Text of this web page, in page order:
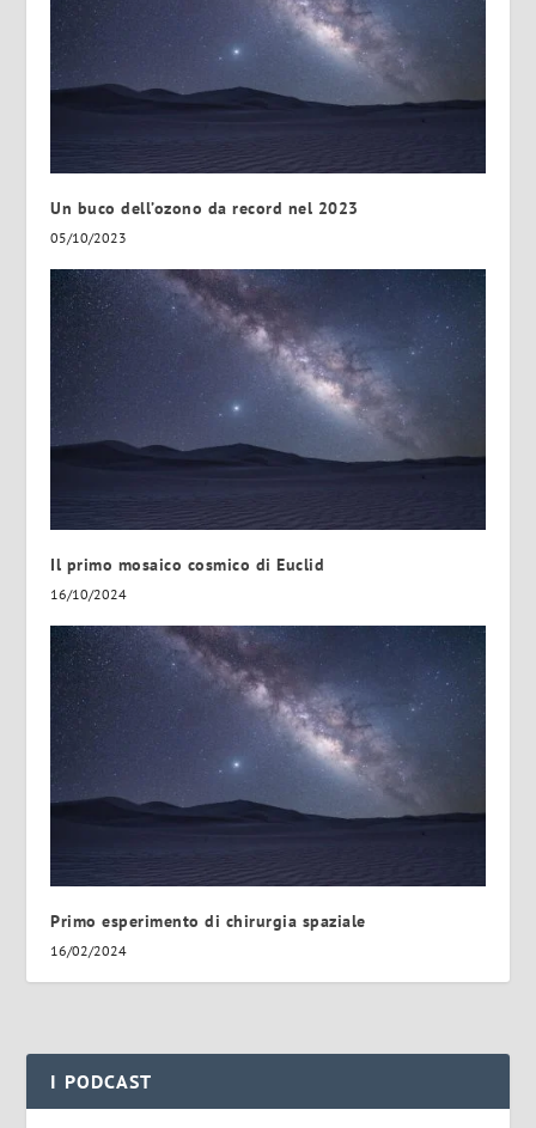
Un buco dell’ozono da record nel 2023
05/10/2023
Il primo mosaico cosmico di Euclid
16/10/2024
Primo esperimento di chirurgia spaziale
16/02/2024
I PODCAST